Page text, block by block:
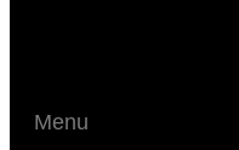
Menu